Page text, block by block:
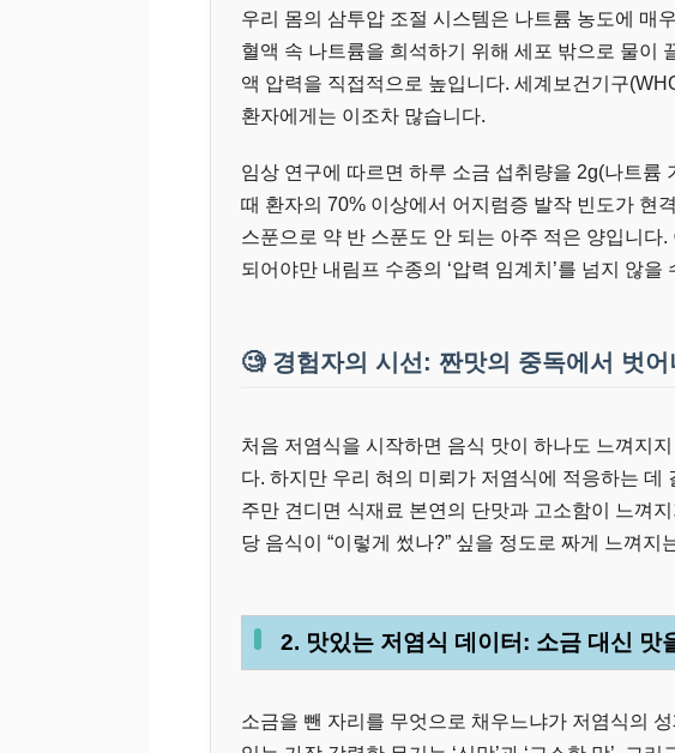
우리 몸의 삼투압 조절 시스템은 나트륨 농도에 매
혈액 속 나트륨을 희석하기 위해 세포 밖으로 물이
액 압력을 직접적으로 높입니다. 세계보건기구
환자에게는 이조차 많습니다.
임상 연구에 따르면 하루 소금 섭취량을 2g(나트륨
때 환자의 70% 이상에서 어지럼증 발작 빈도가 현
스푼으로 약 반 스푼도 안 되는 아주 적은 양입니다
되어야만 내림프 수종의 ‘압력 임계치’를 넘지 않을
🧐 경험자의 시선: 짠맛의 중독에서 벗어
처음 저염식을 시작하면 음식 맛이 하나도 느껴지
다. 하지만 우리 혀의 미뢰가 저염식에 적응하는 데
주만 견디면 식재료 본연의 단맛과 고소함이 느껴
당 음식이 “이렇게 썼나?” 싶을 정도로 짜게 느껴지
2. 맛있는 저염식 데이터: 소금 대신 맛
소금을 뺀 자리를 무엇으로 채우느냐가 저염식의